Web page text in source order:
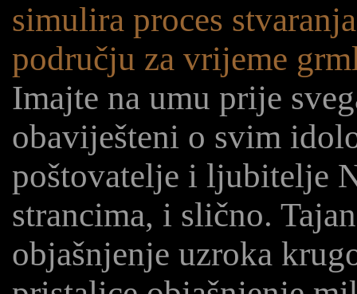
simulira proces
području za vrijeme
Imajte na umu prije
obaviješteni o svim
poštovatelje i ljubitelje
strancima, i slično.
objašnjenje uzroka